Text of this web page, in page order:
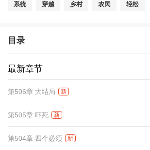
飞不长眼的讨厌鬼！
系统 穿越 乡村 农民 轻松
目录
最新章节
第506章 大结局 新
第505章 吓死 新
第504章 四个必须 新